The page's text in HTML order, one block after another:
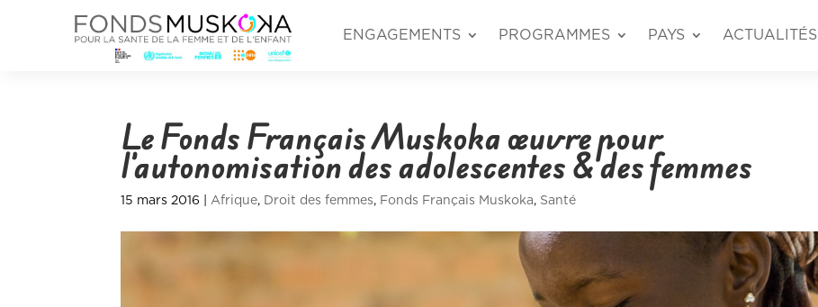
ENGAGEMENTS PROGRAMMES PAYS ACTUALITÉS
Le Fonds Français Muskoka œuvre pour
l’autonomisation des adolescentes & des femmes
15 mars 2016 Afrique, Droit des femmes, Fonds Français Muskoka, Santé